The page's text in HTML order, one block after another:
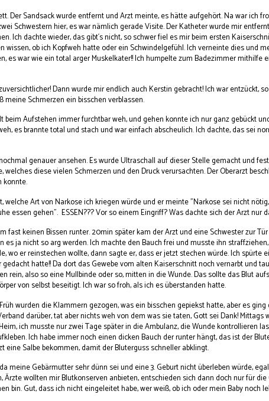
Der Sandsack wurde entfernt und Arzt meinte, es hätte aufgehört. Na war ich
Schwestern hier, es war nämlich gerade Visite. Der Katheter wurde mir
Ich dachte wieder, das gibt´s nicht, so schwer fiel es mir beim ersten
ob ich Kopfweh hatte oder ein Schwindelgefühl. Ich verneinte dies und
es war wie ein total arger Muskelkater!! Ich humpelte zum Badezimmer mithilfe
Dann wurde mir endlich auch Kerstin gebracht! Ich war entzückt,
Schmerzen ein bisschen verblassen.
beim Aufstehen immer furchtbar weh, und gehen konnte ich nur ganz gebückt
es brannte total und stach und war einfach abscheulich. Ich dachte, das sei
genauer ansehen. Es wurde Ultraschall auf dieser Stelle gemacht und
diese vielen Schmerzen und den Druck verursachten. Der Oberarzt
konnte.
welche Art von Narkose ich kriegen würde und er meinte "Narkose sei nicht
essen gehen". ESSEN??? Vor so einem Eingriff? Was dachte sich der Arzt nur
fast keinen Bissen runter. 20min später kam der Arzt und eine Schwester zur
es ja nicht so arg werden. Ich machte den Bauch frei und musste ihn
wo er reinstechen wollte, dann sagte er, dass er jetzt stechen würde. Ich spürte
hatte!! Da dort das Gewebe vom alten Kaiserschnitt noch vernarbt und
rein, also so eine Mullbinde oder so, mitten in die Wunde. Das sollte das Blut
von selbst beseitigt. Ich war so froh, als ich es überstanden hatte.
wurden die Klammern gezogen, was ein bisschen gepiekst hatte, aber es ging
darüber, tat aber nichts weh von dem was sie taten, Gott sei Dank! Mittags
ich musste nur zwei Tage später in die Ambulanz, die Wunde kontrollieren
Ich habe immer noch einen dicken Bauch der runter hängt, das ist der
eine Salbe bekommen, damit der Bluterguss schneller abklingt.
meine Gebärmutter sehr dünn sei und eine 3. Geburt nicht überleben würde,
Ärzte wollten mir Blutkonserven anbieten, entschieden sich dann doch nur für
bin. Gut, dass ich nicht eingeleitet habe, wer weiß, ob ich oder mein Baby noch